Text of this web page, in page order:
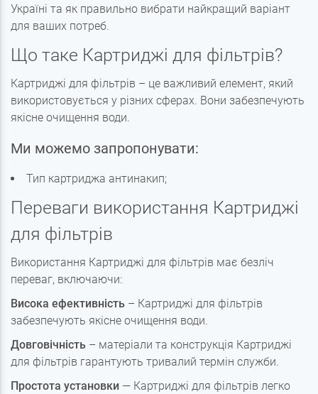
Україні та як правильно вибрати найкращий варіант
для ваших потреб.
Що таке Картриджі для фільтрів?
Картриджі для фільтрів – це важливий елемент, який
використовується у різних сферах. Вони забезпечують
якісне очищення води.
Ми можемо запропонувати:
Тип картриджа антинакип;
Переваги використання Картриджі
для фільтрів
Використання Картриджі для фільтрів має безліч
переваг, включаючи:
Висока ефективність – Картриджі для фільтрів
забезпечують якісне очищення води.
Довговічність – матеріали та конструкція Картриджі
для фільтрів гарантують тривалий термін служби.
Простота установки — Картриджі для фільтрів легко